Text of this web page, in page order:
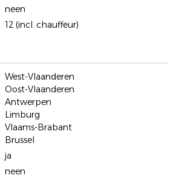
neen
12 (incl. chauffeur)
West-Vlaanderen
Oost-Vlaanderen
Antwerpen
Limburg
Vlaams-Brabant
Brussel
ja
neen